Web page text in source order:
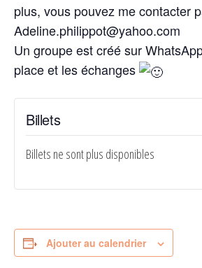
plus, vous pouvez me contacter
Adeline.philippot@yahoo.com
Un groupe est créé sur
place et les échanges
Billets
Billets ne sont plus disponibles
Ajouter au calendrier